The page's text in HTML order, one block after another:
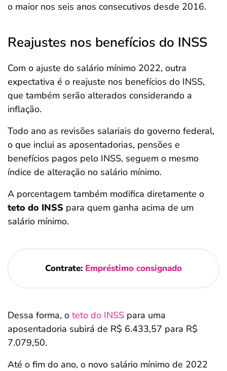
o maior nos seis anos consecutivos desde 2016.
Reajustes nos benefícios do INSS
Com o ajuste do salário mínimo 2022, outra
expectativa é o reajuste nos benefícios do INSS,
que também serão alterados considerando a
inflação.
Todo ano as revisões salariais do governo federal,
o que inclui as aposentadorias, pensões e
benefícios pagos pelo INSS, seguem o mesmo
índice de alteração no salário mínimo.
A porcentagem também modifica diretamente o
teto do INSS para quem ganha acima de um
salário mínimo.
Contrate: Empréstimo consignado
Dessa forma, o teto do INSS para uma
aposentadoria subirá de R$ 6.433,57 para R$
7.079,50.
Até o fim do ano, o novo salário mínimo de 2022